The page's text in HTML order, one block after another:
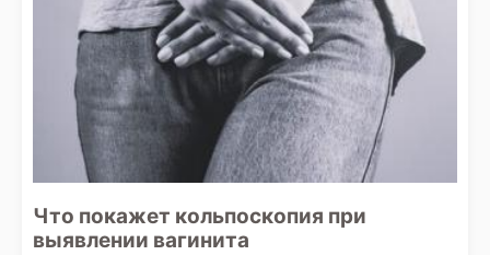
Что покажет кольпоскопия при
выявлении вагинита